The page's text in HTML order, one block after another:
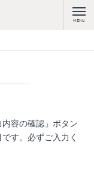
MENU
容の確認」ボタン
す。必ずご入力く